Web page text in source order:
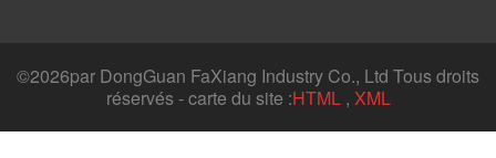
©2026par DongGuan FaXiang Industry Co., Ltd Tous droits
réservés - carte du site :HTML, XML